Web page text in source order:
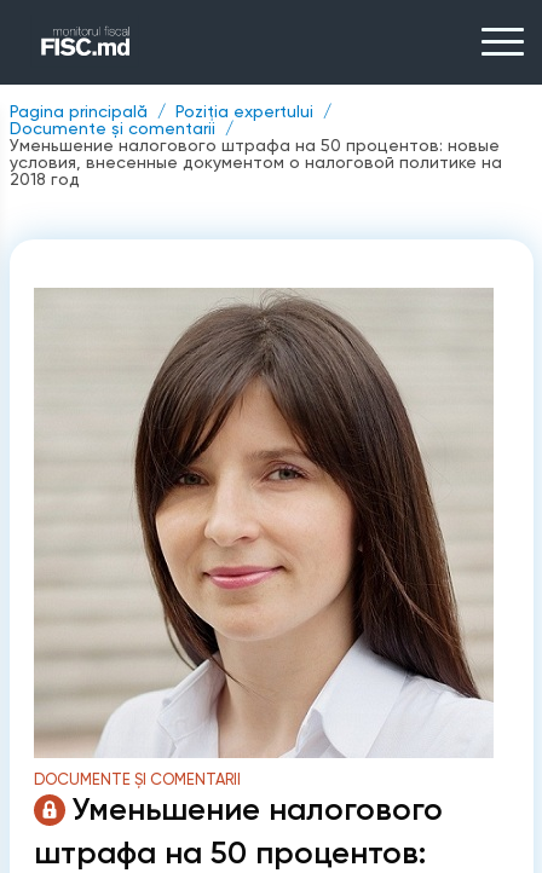
Pagina principală
Poziția expertului
Documente și comentarii
Уменьшение налогового штрафа на 50 процентов: новые
условия, внесенные документом о налоговой политике на
2018 год
DOCUMENTE ȘI COMENTARII
Уменьшение налогового
штрафа на 50 процентов: